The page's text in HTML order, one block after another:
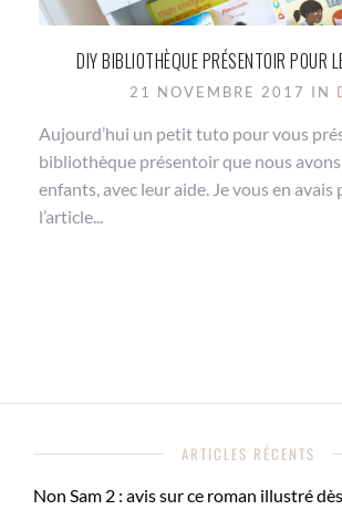
DIY BIBLIOTHÈQUE PRÉSENTOIR POUR
21 NOVEMBRE 2017 IN
Aujourd’hui un petit tuto pour vous
bibliothèque présentoir que nous
enfants, avec leur aide. Je vous en avais
l’article...
ARTICLES RÉCENTS
Non Sam 2 : avis sur ce roman illustré